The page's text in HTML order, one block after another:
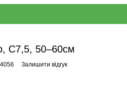
С7,5, 50–60см
Залишити відгук